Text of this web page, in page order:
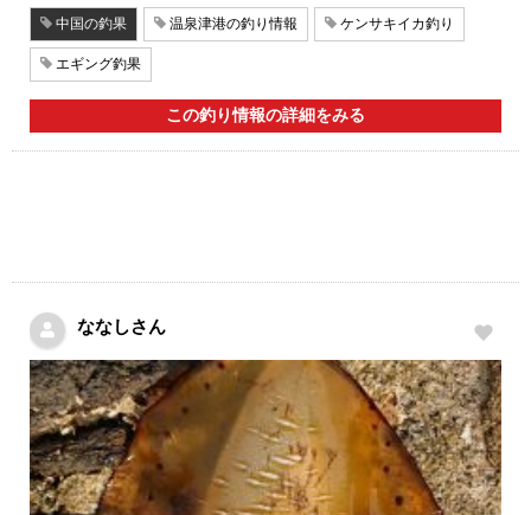
中国の釣果 温泉津港の釣り情報 ケンサキイカ釣り
エギング釣果
この釣り情報の詳細をみる
ななしさん